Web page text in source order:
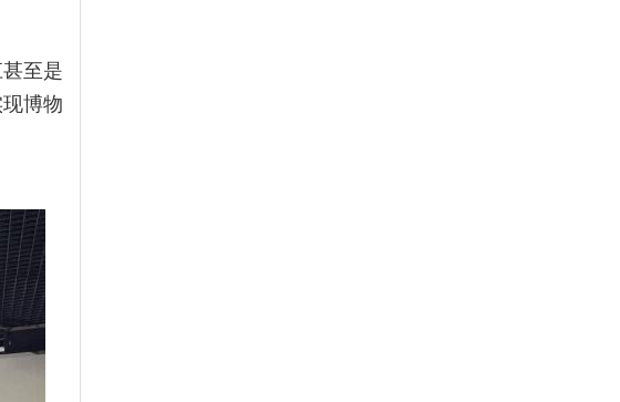
至是
博物